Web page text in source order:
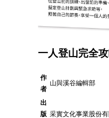
一人登山完全
作
者
山與溪谷編輯部
出
版 采實文化事業股份有